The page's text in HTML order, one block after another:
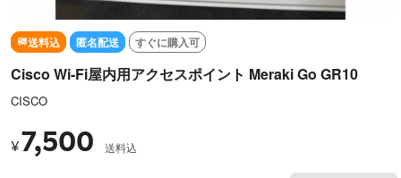
送料込 匿名配送 すぐに購入可
Cisco Wi-Fi屋内用アクセスポイント Meraki Go GR10
CISCO
¥7,500 送料込